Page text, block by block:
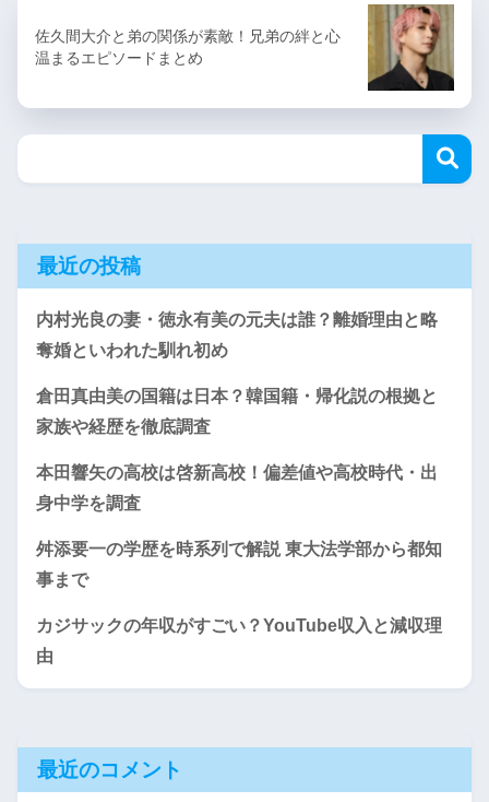
佐久間大介と弟の関係が素敵！兄弟の絆と心
温まるエピソードまとめ
最近の投稿
内村光良の妻・徳永有美の元夫は誰？離婚理由と略
奪婚といわれた馴れ初め
倉田真由美の国籍は日本？韓国籍・帰化説の根拠と
家族や経歴を徹底調査
本田響矢の高校は啓新高校！偏差値や高校時代・出
身中学を調査
舛添要一の学歴を時系列で解説 東大法学部から都知
事まで
カジサックの年収がすごい？YouTube収入と減収理
由
最近のコメント